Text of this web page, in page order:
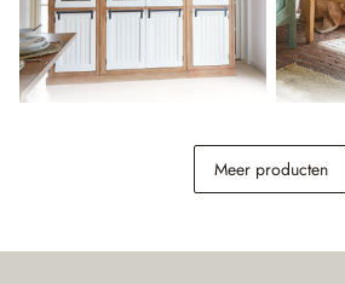
(50.02% gespart) € 598,00
Meer producten